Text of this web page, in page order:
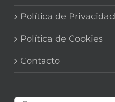
Política de Privacidad
Política de Cookies
Contacto